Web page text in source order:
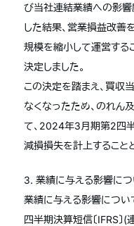
び当社連結業績への影
した結果、営業損益改善
規模を縮小して運営する
決定しました。
この決定を踏まえ、買収
なくなったため、のれん
て、2024年3月期第2四
減損損失を計上すること
3. 業績に与える影響に
業績に与える影響につい
四半期決算短信〔IFRS〕(